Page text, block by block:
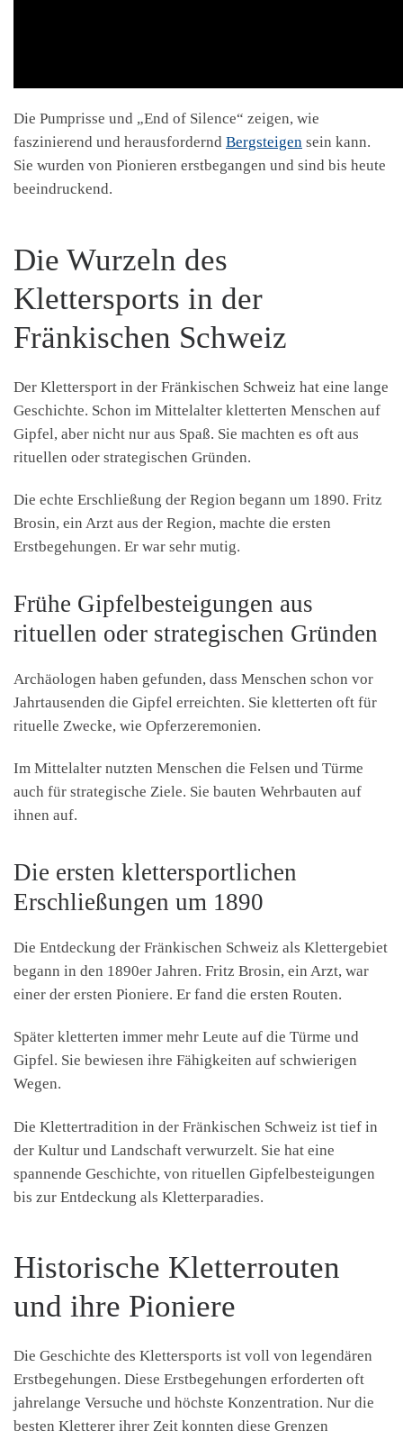
Die Pumprisse und „End of Silence“ zeigen, wie
faszinierend und herausfordernd Bergsteigen sein kann.
Sie wurden von Pionieren erstbegangen und sind bis heute
beeindruckend.
Die Wurzeln des
Klettersports in der
Fränkischen Schweiz
Der Klettersport in der Fränkischen Schweiz hat eine lange
Geschichte. Schon im Mittelalter kletterten Menschen auf
Gipfel, aber nicht nur aus Spaß. Sie machten es oft aus
rituellen oder strategischen Gründen.
Die echte Erschließung der Region begann um 1890. Fritz
Brosin, ein Arzt aus der Region, machte die ersten
Erstbegehungen. Er war sehr mutig.
Frühe Gipfelbesteigungen aus
rituellen oder strategischen Gründen
Archäologen haben gefunden, dass Menschen schon vor
Jahrtausenden die Gipfel erreichten. Sie kletterten oft für
rituelle Zwecke, wie Opferzeremonien.
Im Mittelalter nutzten Menschen die Felsen und Türme
auch für strategische Ziele. Sie bauten Wehrbauten auf
ihnen auf.
Die ersten klettersportlichen
Erschließungen um 1890
Die Entdeckung der Fränkischen Schweiz als Klettergebiet
begann in den 1890er Jahren. Fritz Brosin, ein Arzt, war
einer der ersten Pioniere. Er fand die ersten Routen.
Später kletterten immer mehr Leute auf die Türme und
Gipfel. Sie bewiesen ihre Fähigkeiten auf schwierigen
Wegen.
Die Klettertradition in der Fränkischen Schweiz ist tief in
der Kultur und Landschaft verwurzelt. Sie hat eine
spannende Geschichte, von rituellen Gipfelbesteigungen
bis zur Entdeckung als Kletterparadies.
Historische Kletterrouten
und ihre Pioniere
Die Geschichte des Klettersports ist voll von legendären
Erstbegehungen. Diese Erstbegehungen erforderten oft
jahrelange Versuche und höchste Konzentration. Nur die
besten Kletterer ihrer Zeit konnten diese Grenzen